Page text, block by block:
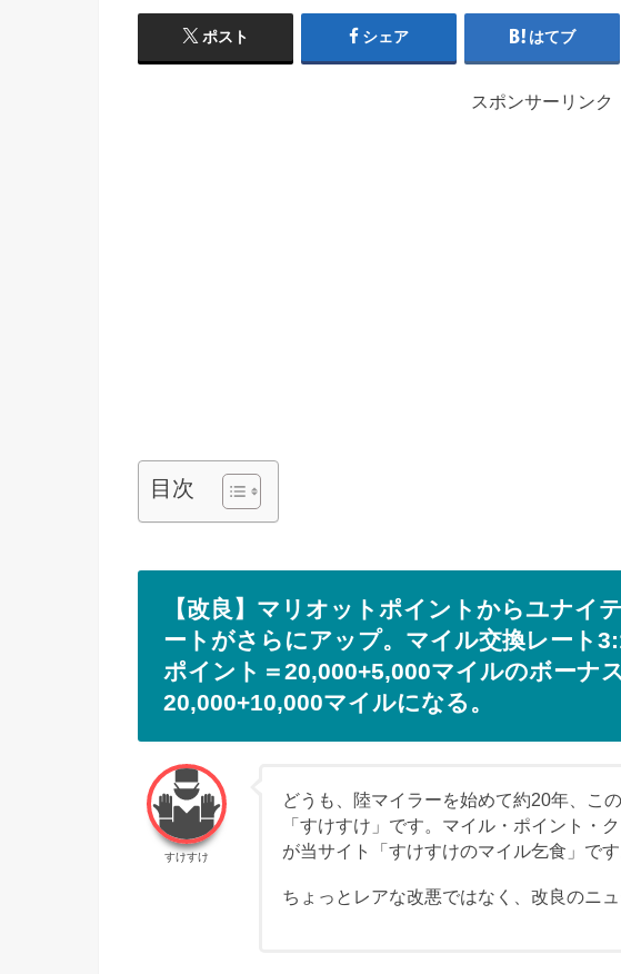
ポスト シェア はてブ
スポンサーリンク
目次
【改良】マリオットポイントからユナイ
ートがさらにアップ。マイル交換レート
ポイント＝20,000+5,000マイルのボーナ
20,000+10,000マイルになる。
すけすけ
どうも、陸マイラーを始めて約20年、こ
「すけすけ」です。マイル・ポイント・
が当サイト「すけすけのマイル乞食」です
ちょっとレアな改悪ではなく、改良のニ